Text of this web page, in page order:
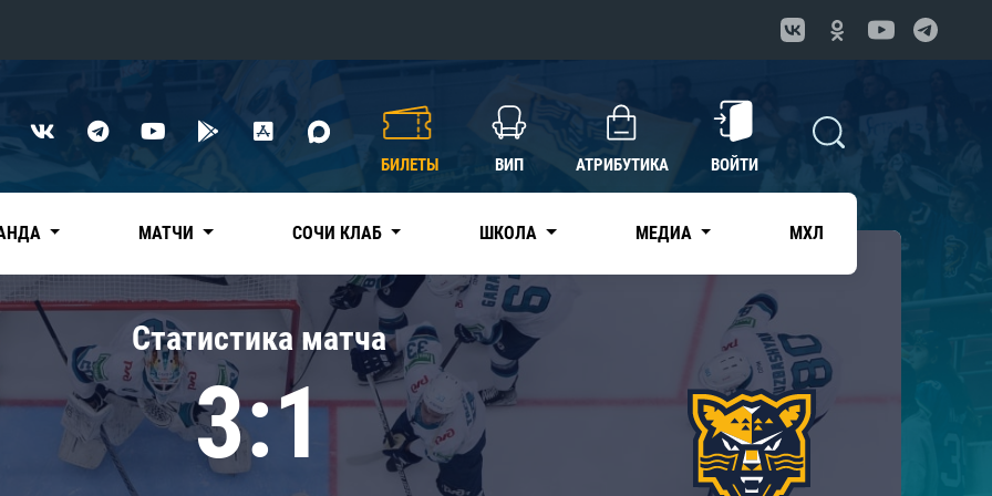
Нефтехимик
Дивизион Чернышева
Авангард
Адмирал
КХЛ
БИЛЕТЫ ВИП АТРИБУТИКА ВОЙТИ
МАТЧИ СОЧИ КЛАБ ШКОЛА МЕДИА МХЛ
Статистика матча
3:1